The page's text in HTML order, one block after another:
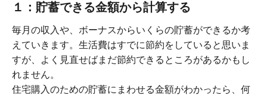
１：貯蓄できる金額から計算する
毎月の収入や、ボーナスからいくらの貯蓄ができるか考
えていきます。生活費はすでに節約をしていると思いま
すが、よく見直せばまだ節約できるところがあるかもし
れません。
住宅購入のための貯蓄にまわせる金額がわかったら、何